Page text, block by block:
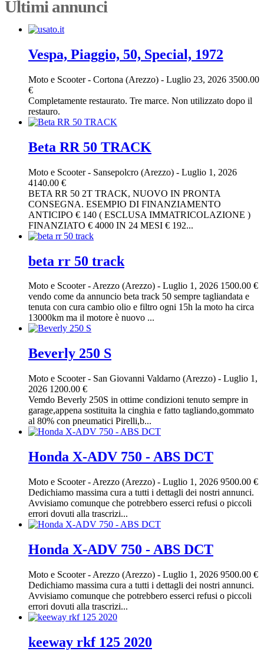
Ultimi annunci
Vespa, Piaggio, 50, Special, 1972
Moto e Scooter- Cortona (Arezzo) - Luglio 23, 2026 3500.00
€
Completamente restaurato. Tre marce. Non utilizzato dopo il
restauro.
Beta RR 50 TRACK
Moto e Scooter- Sansepolcro (Arezzo) - Luglio 1, 2026
4140.00 €
BETA RR 50 2T TRACK, NUOVO IN PRONTA
CONSEGNA. ESEMPIO DI FINANZIAMENTO
ANTICIPO € 140 ( ESCLUSA IMMATRICOLAZIONE )
FINANZIATO € 4000 IN 24 MESI € 192...
beta rr 50 track
Moto e Scooter-Arezzo (Arezzo) - Luglio 1, 2026 1500.00 €
vendo come da annuncio beta track 50 sempre tagliandata e
tenuta con cura cambio olio e filtro ogni 15h la moto ha circa
13000km ma il motore è nuovo ...
Beverly 250 S
Moto e Scooter- San Giovanni Valdarno (Arezzo) - Luglio 1,
2026 1200.00 €
Vemdo Beverly 250S in ottime condizioni tenuto sempre in
garage,appena sostituita la cinghia e fatto tagliando,gommato
al 80% con pneumatici Pirelli,b...
Honda X-ADV 750 - ABS DCT
Moto e Scooter- Arezzo (Arezzo) - Luglio 1, 2026 9500.00 €
Dedichiamo massima cura a tutti i dettagli dei nostri annunci.
Avvisiamo comunque che potrebbero esserci refusi o piccoli
errori dovuti alla trascrizi...
Honda X-ADV 750 - ABS DCT
Moto e Scooter- Arezzo (Arezzo) - Luglio 1, 2026 9500.00 €
Dedichiamo massima cura a tutti i dettagli dei nostri annunci.
Avvisiamo comunque che potrebbero esserci refusi o piccoli
errori dovuti alla trascrizi...
keeway rkf 125 2020